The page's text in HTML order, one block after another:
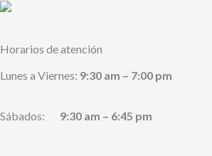
Horarios de atención
Lunes a Viernes: 9:30 am – 7:00 pm
Sábados: 9:30 am – 6:45 pm